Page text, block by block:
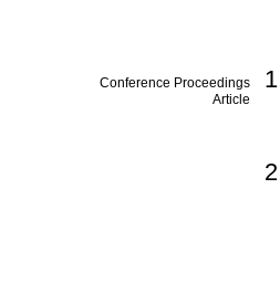
Conference Proceedings
Article